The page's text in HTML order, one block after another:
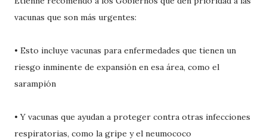
vacunas que son más urgentes:
• Esto incluye vacunas para enfermedades que tienen un
riesgo inminente de expansión en esa área, como el
sarampión
• Y vacunas que ayudan a proteger contra otras infecciones
respiratorias, como la gripe y el neumococo